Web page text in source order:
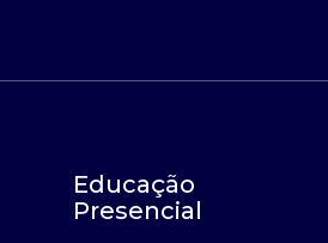
Educação
Presencial